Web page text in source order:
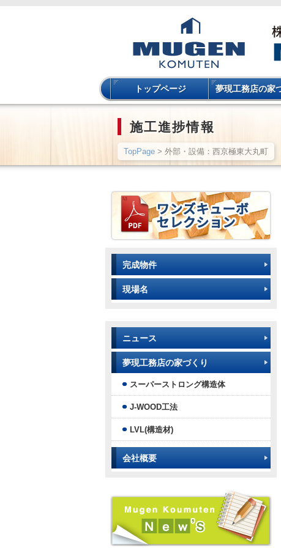
トップページ 夢現工務店の家
施工進捗情報
TopPage > 外部・設備：西京極東大丸町
完成物件
現場名
ニュース
夢現工務店の家づくり
スーパーストロング構造体
J-WOOD工法
LVL(構造材)
会社概要